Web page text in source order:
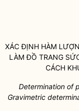
XÁC ĐỊNH HÀM
LÀM ĐỒ TRANG
CÁCH
Determination of
Gravimetric